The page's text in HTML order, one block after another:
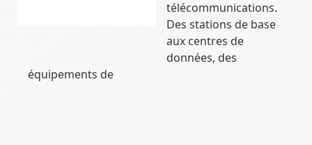
télécommunications.
Des stations de base
aux centres de
données, des
équipements de